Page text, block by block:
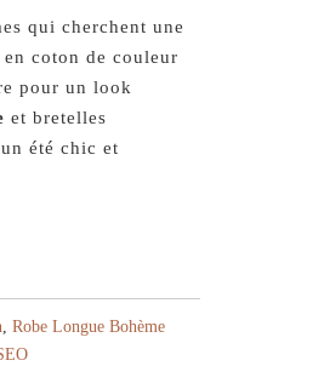
qui cherchent une
coton de couleur
pour un look
et bretelles
été chic et
,Robe Longue Bohème